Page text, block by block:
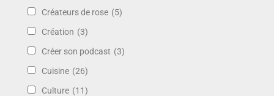
Créateurs de rose (5)
Création (3)
Créer son podcast (3)
Cuisine (26)
Culture (11)